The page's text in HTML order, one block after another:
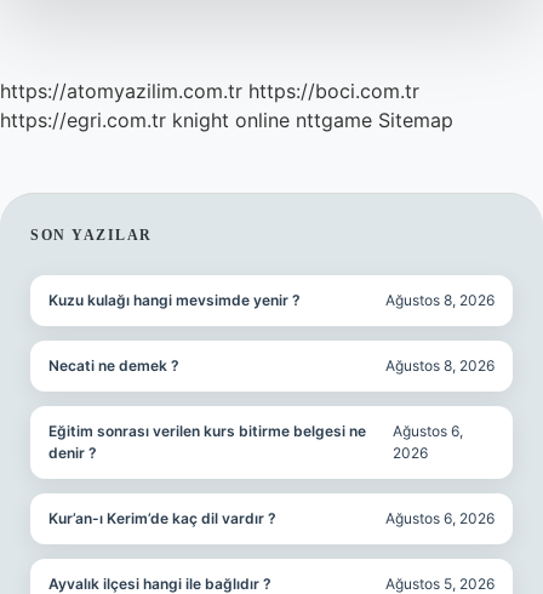
https://atomyazilim.com.tr https://boci.com.tr
https://egri.com.tr knight online nttgame Sitemap
SIDEBAR
SON YAZILAR
Kuzu kulağı hangi mevsimde yenir ? Ağustos 8, 2026
Necati ne demek ? Ağustos 8, 2026
Eğitim sonrası verilen kurs bitirme belgesi ne
denir ?
Ağustos 6,
2026
Kur’an-ı Kerim’de kaç dil vardır ? Ağustos 6, 2026
Ayvalık ilçesi hangi ile bağlıdır ? Ağustos 5, 2026